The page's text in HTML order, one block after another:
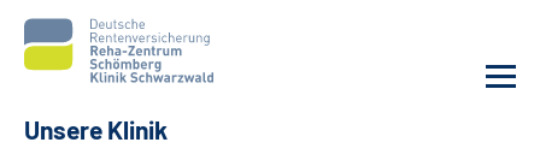
Unsere Klinik